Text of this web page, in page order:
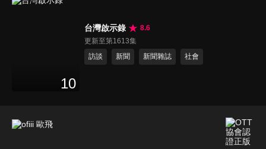
10
台灣啟示錄
8.6
更新至第1613集
訪談
新聞 新聞雜誌 社會